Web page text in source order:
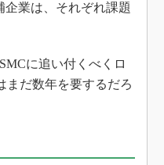
企業は、それぞれ課題
に追い付くべくロ
まだ数年を要するだろ